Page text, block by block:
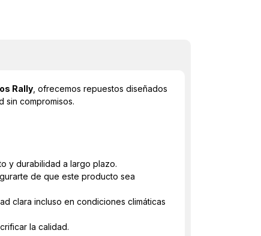
Rally , ofrecemos repuestos diseñados
sin compromisos.
y durabilidad a largo plazo.
de que este producto sea
clara incluso en condiciones climáticas
la calidad.